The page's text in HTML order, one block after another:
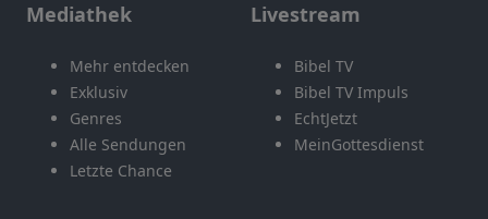
Mediathek
Mehr entdecken
Exklusiv
Genres
Alle Sendungen
Letzte Chance
Livestream
Bibel TV
Bibel TV Impuls
EchtJetzt
MeinGottesdienst